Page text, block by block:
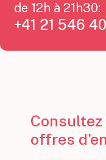
de 12h à 21h30:
+41 21 546
offres